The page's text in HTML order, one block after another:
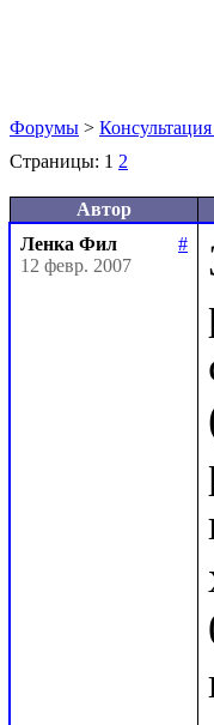
Форумы >
Страницы: 1 2
Автор
Ленка Фил
#
12 февр. 2007